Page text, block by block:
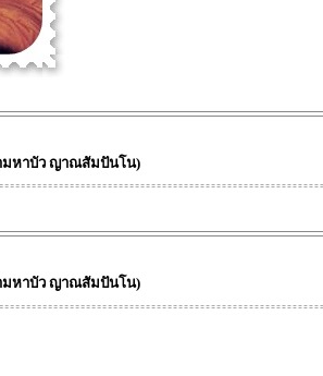
มหาบัว ญาณสัมปันโน)
มหาบัว ญาณสัมปันโน)